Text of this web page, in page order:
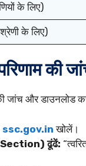
के लिए)
के लिए)
की
जांच और डाउनलोड
ssc.gov.in खोलें।
Section) ढूंढें: